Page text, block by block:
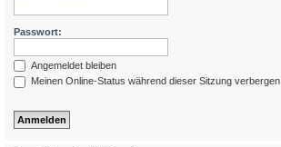
Passwort:
Angemeldet bleiben
Meinen Online-Status während dieser Sitzung verbergen